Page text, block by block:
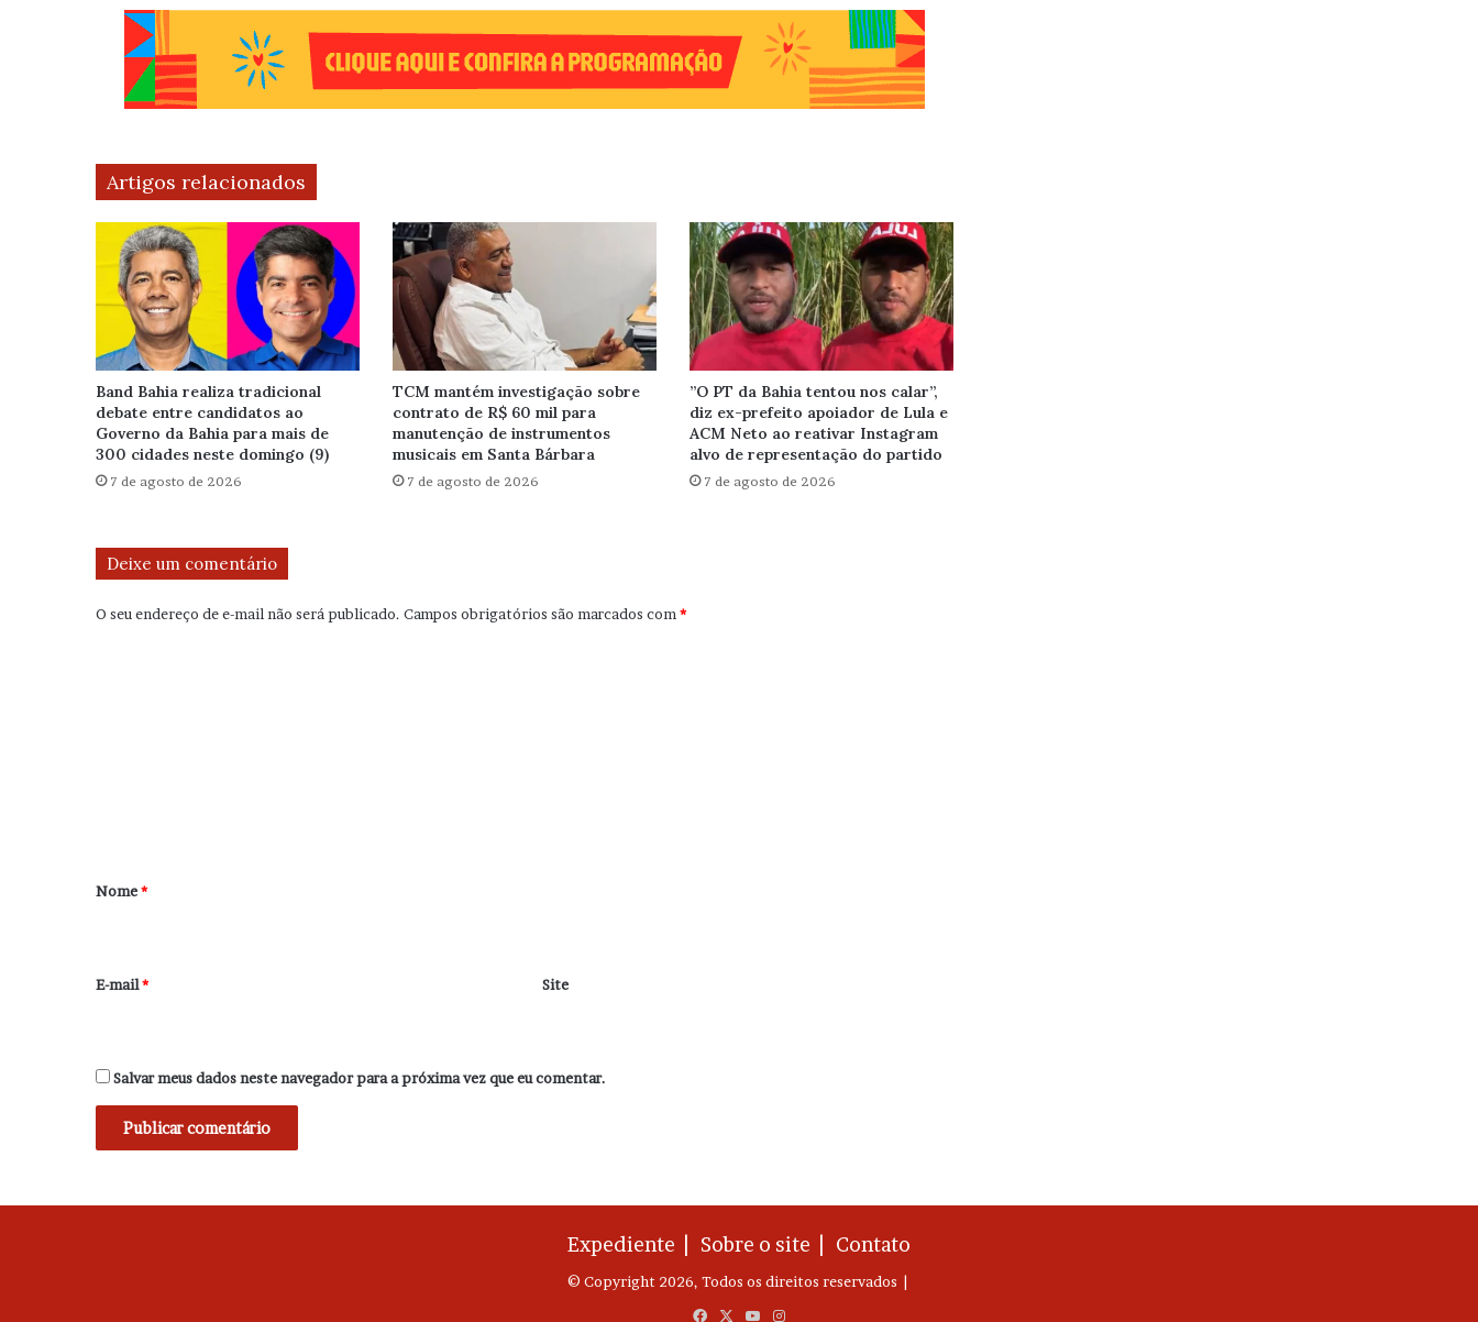
Artigos relacionados
Band Bahia realiza tradicional
debate entre candidatos ao
Governo da Bahia para mais de
300 cidades neste domingo (9)
7 de agosto de 2026
TCM mantém investigação sobre
contrato de R$ 60 mil para
manutenção de instrumentos
musicais em Santa Bárbara
7 de agosto de 2026
”O PT da Bahia tentou nos calar”,
diz ex-prefeito apoiador de Lula e
ACM Neto ao reativar Instagram
alvo de representação do partido
7 de agosto de 2026
Deixe um comentário
O seu endereço de e-mail não será publicado. Campos obrigatórios são marcados com*
r
*
Nome*
E-mail* Site
Salvar meus dados neste navegador para a próxima vez que eu comentar.
Expediente | Sobre o site | Contato
© Copyright 2026, Todos os direitos reservados |
FacebookYouTubeInstagram